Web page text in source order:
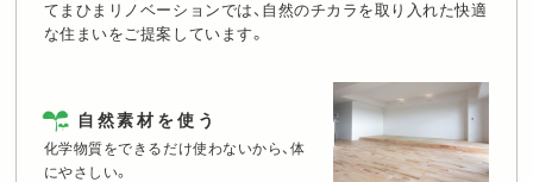
てまひまリノベーションでは、自然のチカラを取り入れた快適
な住まいをご提案しています。
自然素材を使う
化学物質をできるだけ使わないから、体
にやさしい。